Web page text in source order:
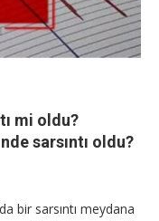
mi oldu?
sarsıntı oldu?
bir sarsıntı meydana